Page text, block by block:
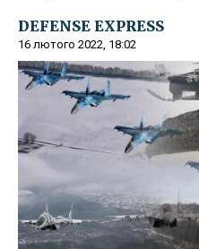
DEFENSE EXPRESS
16 лютого 2022, 18:02